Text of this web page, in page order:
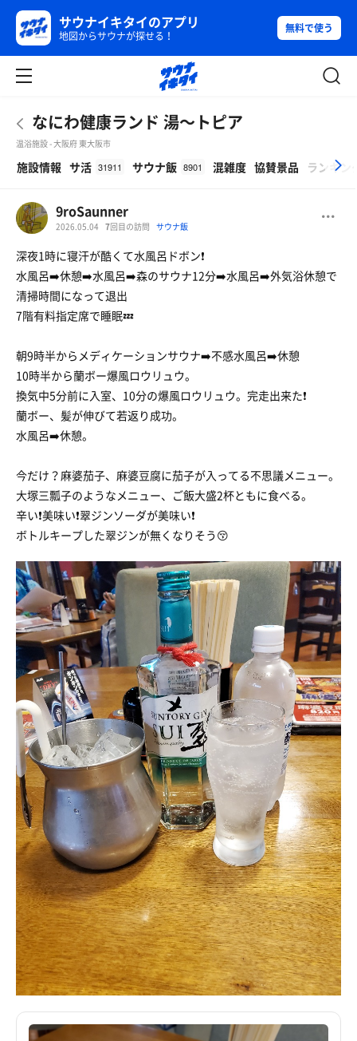
サウナイキタイのアプリ
地図からサウナが探せる！
無料で使う
なにわ健康ランド 湯〜トピア
温浴施設 - 大阪府 東大阪市
施設情報 サ活 31911 サウナ飯 8901 混雑度 協賛景品 ランキン
9roSaunner
2026.05.04 7回目の訪問 サウナ飯
深夜1時に寝汗が酷くて水風呂ドボン❗
水風呂➡️休憩➡️水風呂➡️森のサウナ12分➡️水風呂➡️外気浴休憩で
清掃時間になって退出
7階有料指定席で睡眠💤
朝9時半からメディケーションサウナ➡️不感水風呂➡️休憩
10時半から蘭ボー爆風ロウリュウ。
換気中5分前に入室、10分の爆風ロウリュウ。完走出来た❗
蘭ボー、髪が伸びて若返り成功。
水風呂➡️休憩。
今だけ？麻婆茄子、麻婆豆腐に茄子が入ってる不思議メニュー。
大塚三瓢子のようなメニュー、ご飯大盛2杯ともに食べる。
辛い❗美味い❗翠ジンソーダが美味い❗
ボトルキープした翠ジンが無くなりそう😚